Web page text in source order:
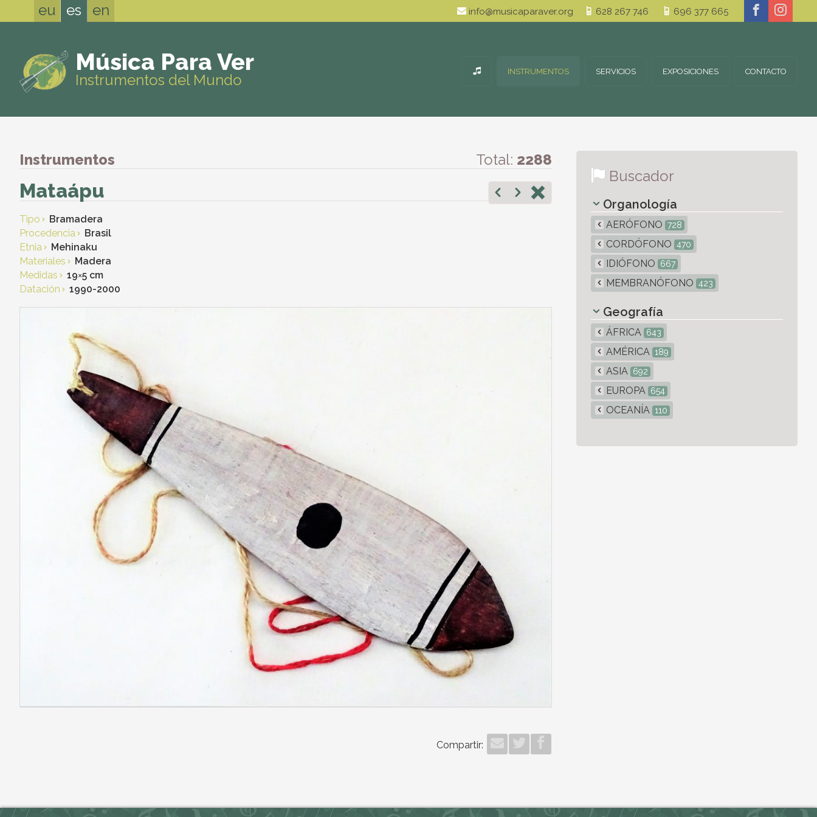
eu es en info@musicaparaver.org 628 267 746 696 377 665
Música Para Ver
Instrumentos del Mundo INSTRUMENTOS SERVICIOS EXPOSICIONES CONTACTO
Instrumentos Total: 2288
Mataápu
Tipo
Bramadera
Procedencia
Brasil
Etnia
Mehinaku
Materiales
Madera
Medidas
19×5 cm
Datación
1990-2000
Compartir:
Buscador
Organología
AERÓFONO 728
CORDÓFONO 470
IDIÓFONO 667
MEMBRANÓFONO 423
Geografía
ÁFRICA 643
AMÉRICA 189
ASIA 692
EUROPA 654
OCEANÍA 110